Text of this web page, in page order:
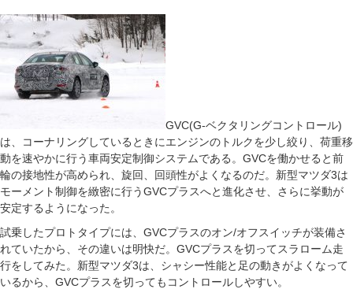
GVC(G-ベクタリングコントロール)
は、コーナリングしているときにエンジンのトルクを少し絞り、荷重移
動を速やかに行う車両安定制御システムである。GVCを働かせると前
輪の接地性が高められ、旋回、回頭性がよくなるのだ。新型マツダ3は
モーメント制御を緻密に行うGVCプラスへと進化させ、さらに挙動が
安定するようになった。
試乗したプロトタイプには、GVCプラスのオン/オフスイッチが装備さ
れていたから、その違いは明快だ。GVCプラスを切ってスラローム走
行をしてみた。新型マツダ3は、シャシー性能と足の動きがよくなって
いるから、GVCプラスを切ってもコントロールしやすい。